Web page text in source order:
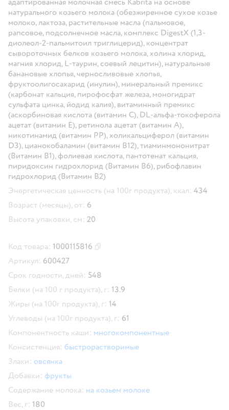
натурального козьего молока (обезжиренное сухое козье
молоко, лактоза, растительные масла (пальмовое,
рапсовое, подсолнечное масла, комплекс DigestX (1,3-
диолеол-2-пальмитоил триглицерид), концентрат
сывороточных белков козьего молока, холина хлорид,
магния хлорид, L-таурин, соевый лецитин), натуральные
банановые хлопья, черносливовые хлопья,
фруктоолигосахарид (инулин), минеральный премикс
(карбонат кальция, пирофосфат железа, моногидрат
сульфата цинка, йодид калия), витаминный премикс
(аскорбиновая кислота (витамин С), DL-альфа-токоферола
ацетат (витамин E), ретинола ацетат (витамин A),
никотинамид (витамин PP), холикальциферол (витамин
D3), цианокобаламин (витамин В12), тиаминмононитрат
(Витамин B1), фолиевая кислота, пантотенат кальция,
пиридоксин гидрохлорид (Витамин B6), рибофлавин
гидрохлорид (Витамин В2)
Энергетическая ценность (на 100г продукта), ккал: 434
Возраст (месяцы), от: 6
Высота упаковки, см: 20
Код товара: 1000115816
Артикул: 600427
Срок годности, дней: 548
Белки (на 100 г продукта), г: 13.9
Жиры (на 100г продукта), г: 14
Углеводы (на 100г продукта), г: 61
Компонентность каши: многокомпонентные
Консистенция: быстрорастворимые
Злаки: овсянка
Добавки: фрукты
Содержание молока: на козьем молоке
Вес, г: 180